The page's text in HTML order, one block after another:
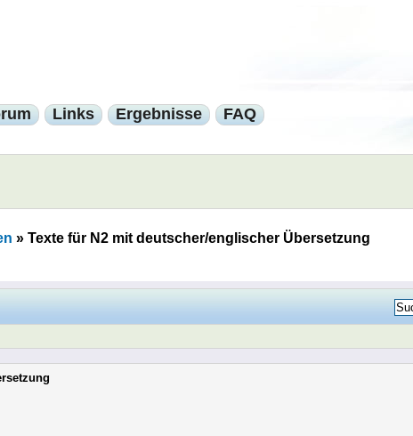
Links Ergebnisse FAQ
» Texte für N2 mit deutscher/englischer Übersetzung